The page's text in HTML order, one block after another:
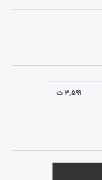
۳,۵۹۹ ت